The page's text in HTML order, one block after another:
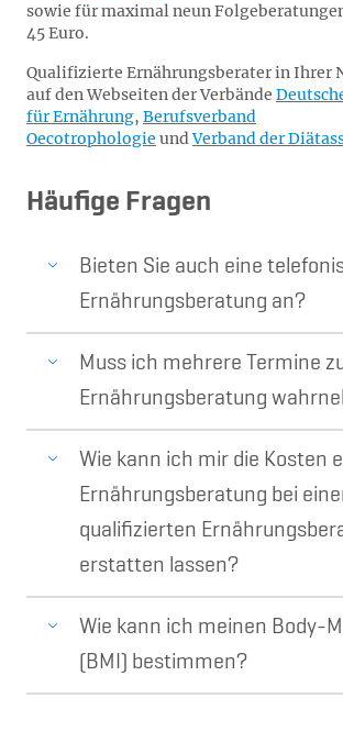
sowie für maximal neun
45 Euro.
Qualifizierte Ernährungsberater in Ihrer
auf den Webseiten der Verbände
für Ernährung, Berufsverband
Oecotrophologie undVerband der
Häufige Fragen
Bieten Sie auch eine
Ernährungsberatung an?
Muss ich mehrere Termine
Ernährungsberatung
Wie kann ich mir die Kosten
Ernährungsberatung bei
qualifizierten
erstatten lassen?
Wie kann ich meinen Body-
(BMI) bestimmen?